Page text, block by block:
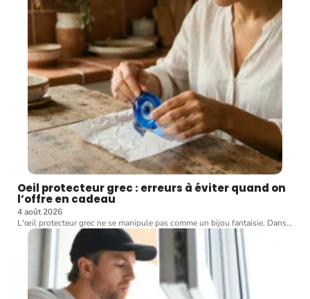
Oeil protecteur grec : erreurs à éviter quand on
l’offre en cadeau
4 août 2026
L'œil protecteur grec ne se manipule pas comme un bijou fantaisie. Dans…